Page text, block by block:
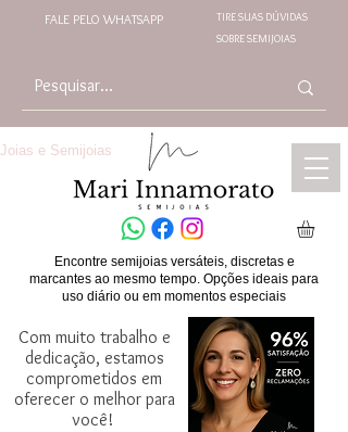
FALE PELO WHATSAPP
TIRE SUAS DÚVIDAS
SOBRE SEMIJOIAS
Joias e Semijoias
Encontre semijoias versáteis, discretas e
marcantes ao mesmo tempo. Opções ideais para
uso diário ou em momentos especiais
Com muito trabalho e
dedicação, estamos
comprometidos em
oferecer o melhor para
você!